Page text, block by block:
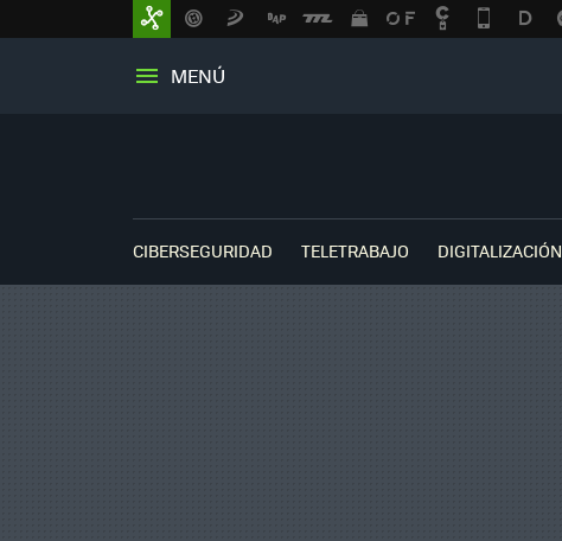
MENÚ
CIBERSEGURIDAD TELETRABAJO DIGITALIZACIÓN